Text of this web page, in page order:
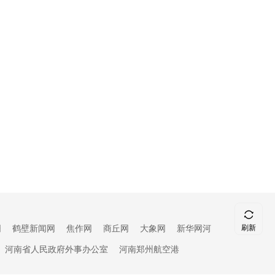
鹤壁新闻网 焦作网 商丘网 大象网
新华网河
河南省人民政府外事办公室 河南郑州航空港
刷新